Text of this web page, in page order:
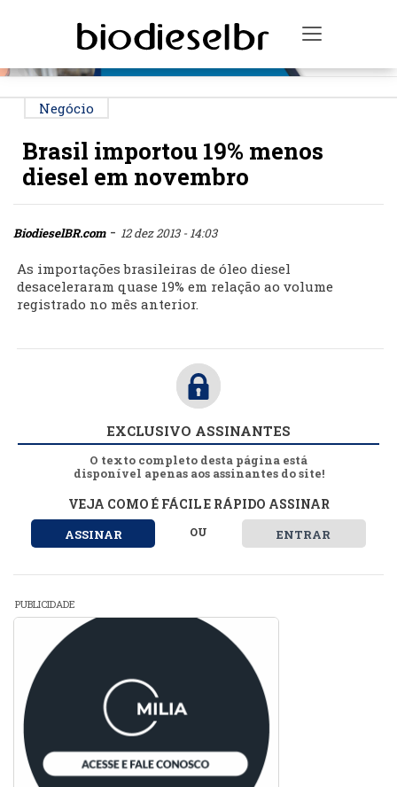
Toggle
Negócio
Brasil importou 19% menos
diesel em novembro
BiodieselBR.com- 12 dez 2013 - 14:03
As importações brasileiras de óleo diesel
desaceleraram quase 19% em relação ao volume
registrado no mês anterior.
EXCLUSIVO ASSINANTES
O texto completo desta página está
disponível apenas aos assinantes do site!
VEJA COMO É FÁCIL E RÁPIDO ASSINAR
ASSINAR OU ENTRAR
PUBLICIDADE